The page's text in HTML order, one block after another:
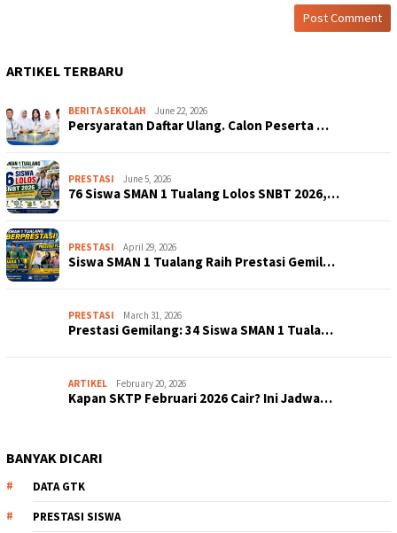
ARTIKEL TERBARU
BERITA SEKOLAH June 22, 2026
Persyaratan Daftar Ulang. Calon Peserta …
PRESTASI June 5, 2026
76 Siswa SMAN 1 Tualang Lolos SNBT 2026,…
PRESTASI April 29, 2026
Siswa SMAN 1 Tualang Raih Prestasi Gemil…
PRESTASI March 31, 2026
Prestasi Gemilang: 34 Siswa SMAN 1 Tuala…
ARTIKEL February 20, 2026
Kapan SKTP Februari 2026 Cair? Ini Jadwa…
BANYAK DICARI
DATA GTK
PRESTASI SISWA